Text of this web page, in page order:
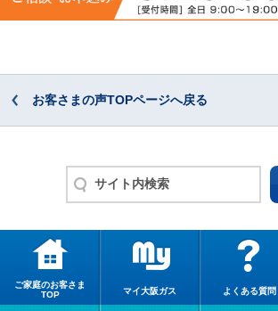
お客さまの声TOPページへ戻る
ご家庭のお客さま
TOP
マイ大阪ガス よくある質問